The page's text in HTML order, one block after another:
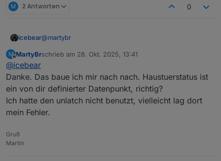
M 2 Antworten 0
icebear@martybr
Also ich mach das bei mir über ein Blockly und dem
Eingesetzt ist hierbei ein Nuki und ein Door-Sensor
von Homematic IP. Die States für das Nuki kommen
vom nuki-extended-Adapter und vom hm-rpc Adapter.
Erstmal das Blockly für den Haustür-Status:
M
Offline
MartyBrschrieb am 28. Okt. 2025, 13:41
zuletzt editiert von
@icebear
Danke. Das baue ich mir nach nach. Haustuerstatus ist
ein von dir definierter Datenpunkt, richtig?
Ich hatte den unlatch nicht benutzt, vielleicht lag dort
mein Fehler.
Gruß
Martin